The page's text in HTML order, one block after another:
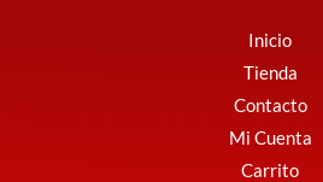
Inicio
Tienda
Contacto
Mi Cuenta
Carrito